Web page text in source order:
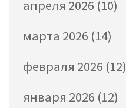
апреля 2026 (10)
марта 2026 (14)
февраля 2026 (12)
января 2026 (12)